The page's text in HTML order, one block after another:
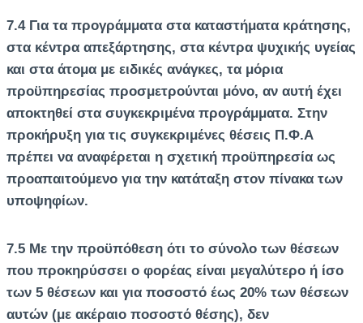
7.4 Για τα προγράμματα στα καταστήματα κράτησης,
στα κέντρα απεξάρτησης, στα κέντρα ψυχικής υγείας
και στα άτομα με ειδικές ανάγκες, τα μόρια
προϋπηρεσίας προσμετρούνται μόνο, αν αυτή έχει
αποκτηθεί στα συγκεκριμένα προγράμματα. Στην
προκήρυξη για τις συγκεκριμένες θέσεις Π.Φ.Α
πρέπει να αναφέρεται η σχετική προϋπηρεσία ως
προαπαιτούμενο για την κατάταξη στον πίνακα των
υποψηφίων.
7.5 Με την προϋπόθεση ότι το σύνολο των θέσεων
που προκηρύσσει ο φορέας είναι μεγαλύτερο ή ίσο
των 5 θέσεων και για ποσοστό έως 20% των θέσεων
αυτών (με ακέραιο ποσοστό θέσης), δεν